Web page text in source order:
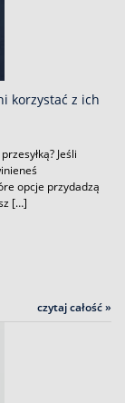
korzystać z ich
Jeśli
opcje przydadzą
[…]
czytaj całość »